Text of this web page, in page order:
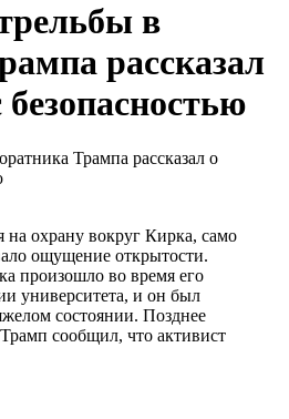
в
рассказал
на охрану вокруг Кирка, само
ощущение открытости.
произошло во время его
университета, и он был
состоянии. Позднее
сообщил, что активист